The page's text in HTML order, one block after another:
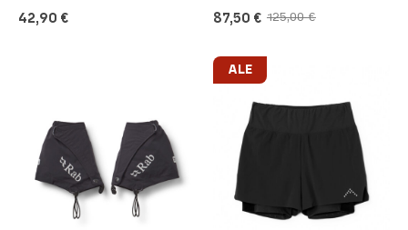
42,90 € 125,00€
Alkuperäinen
125,00 €.
87,50 €
Nykyinen
87,50 €.
ALE